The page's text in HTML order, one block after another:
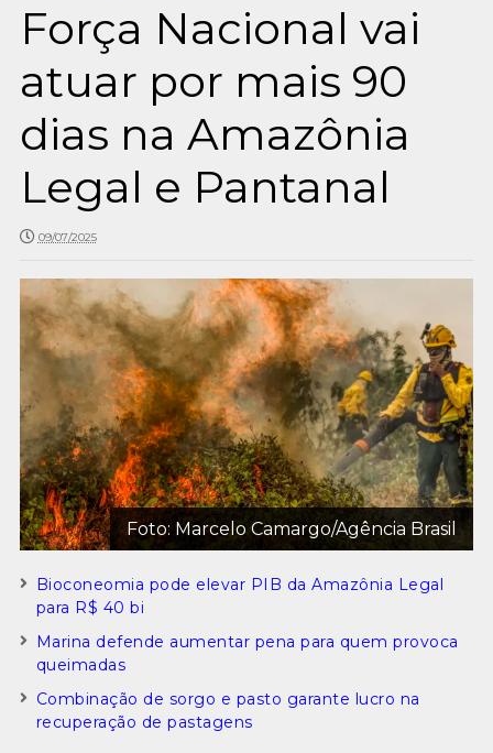
Força Nacional vai
atuar por mais 90
dias na Amazônia
Legal e Pantanal
09/07/2025
Foto: Marcelo Camargo/Agência Brasil
Bioconeomia pode elevar PIB da Amazônia Legal
para R$ 40 bi
Marina defende aumentar pena para quem provoca
queimadas
Combinação de sorgo e pasto garante lucro na
recuperação de pastagens